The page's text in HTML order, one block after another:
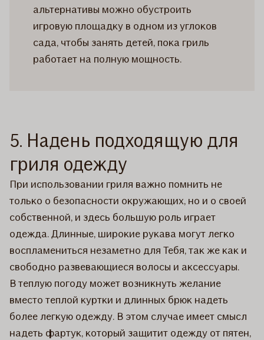
альтернативы можно обустроить
игровую площадку в одном из углоков
сада, чтобы занять детей, пока гриль
работает на полную мощность.
5. Надень подходящую для
гриля одежду
При использовании гриля важно помнить не
только о безопасности окружающих, но и о своей
собственной, и здесь большую роль играет
одежда. Длинные, широкие рукава могут легко
воспламениться незаметно для Тебя, так же как и
свободно развевающиеся волосы и аксессуары.
В теплую погоду может возникнуть желание
вместо теплой куртки и длинных брюк надеть
более легкую одежду. В этом случае имеет смысл
надеть фартук, который защитит одежду от пятен,